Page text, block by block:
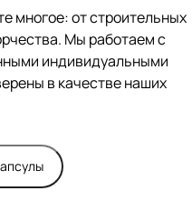
многое: от строительных
Мы работаем с
индивидуальными
в качестве наших